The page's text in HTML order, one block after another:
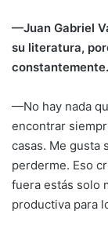
—Juan Gabriel
su literatura,
—No hay nada
encontrar
casas. Me gusta
perderme. Eso
fuera estás solo
productiva para